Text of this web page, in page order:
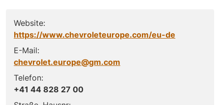
Website:
https://www.chevroleteurope.com/eu-de
E-Mail:
chevrolet.europe@gm.com
Telefon:
+41 44 828 27 00